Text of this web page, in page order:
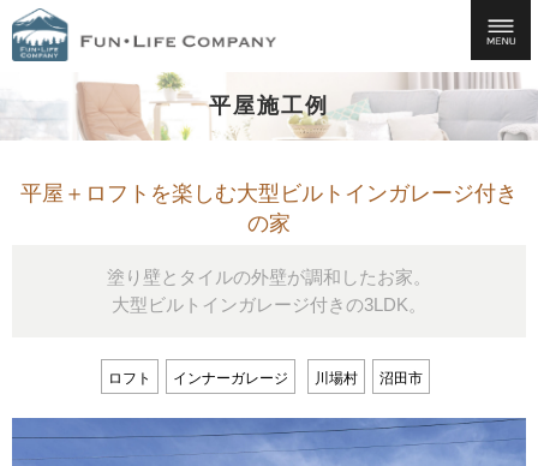
平屋施工例
平屋＋ロフトを楽しむ大型ビルトインガレージ付き
の家
塗り壁とタイルの外壁が調和したお家。
大型ビルトインガレージ付きの3LDK。
ロフト インナーガレージ 川場村 沼田市